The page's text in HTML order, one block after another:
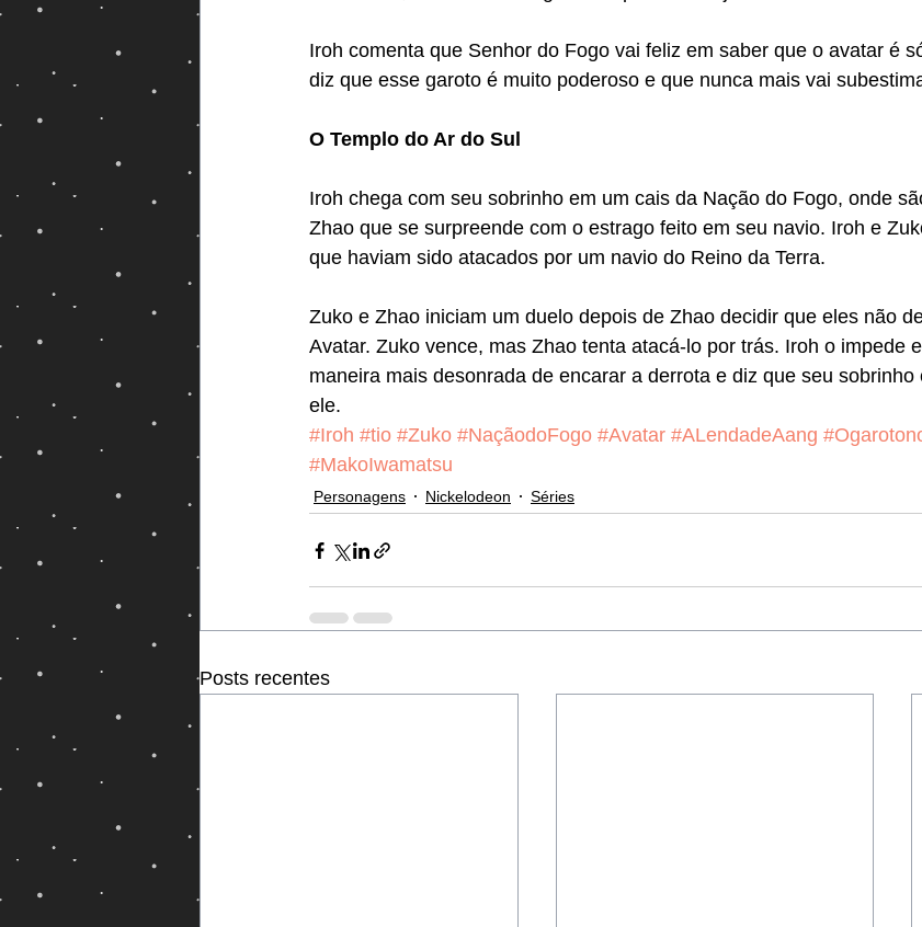
Iroh comenta que Senhor do Fogo vai feliz em saber que o avatar é
diz que esse garoto é muito poderoso e que nunca mais vai
O Templo do Ar do Sul
Iroh chega com seu sobrinho em um cais da Nação do Fogo, onde
Zhao que se surpreende com o estrago feito em seu navio. Iroh e
que haviam sido atacados por um navio do Reino da Terra.
Zuko e Zhao iniciam um duelo depois de Zhao decidir que eles não
Avatar. Zuko vence, mas Zhao tenta atacá-lo por trás. Iroh o impede
maneira mais desonrada de encarar a derrota e diz que seu
ele.
#Iroh #tio #Zuko #NaçãodoFogo #Avatar #ALendadeAang
#MakoIwamatsu
Personagens Nickelodeon Séries
Posts recentes